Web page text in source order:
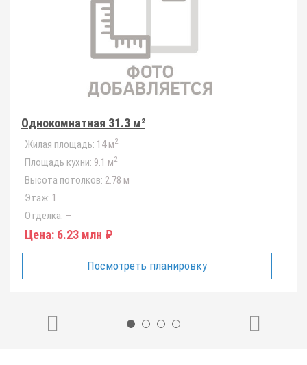
Однокомнатная 31.3 м²
Жилая площадь: 14 м2
Площадь кухни: 9.1 м2
Высота потолков: 2.78 м
Этаж: 1
Отделка: —
Цена: 6.23 млн ₽
Посмотреть планировку